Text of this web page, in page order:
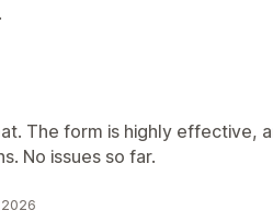
The form is highly effective,
No issues so far.